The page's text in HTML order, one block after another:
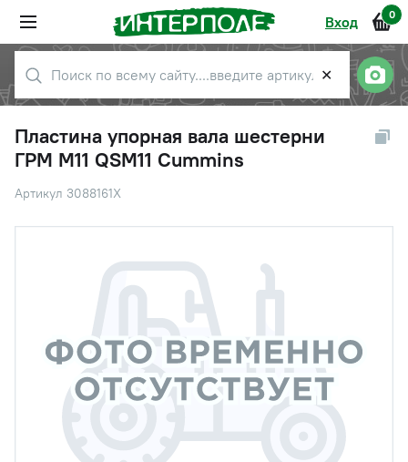
Вход 0
✕
Пластина упорная вала шестерни
ГРМ M11 QSM11 Cummins
Артикул 3088161X